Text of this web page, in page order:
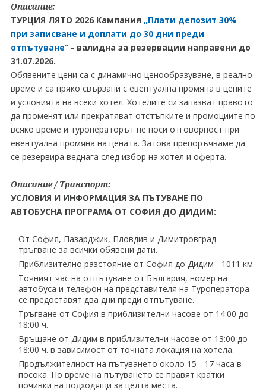
Описание:
ТУРЦИЯ ЛЯТО 2026 Кампания „Плати депозит 30%
при записване и доплати до 30 дни преди
отпътуване“ - валидна за резервации направени до
31.07.2026.
Обявените цени са с динамично ценообразуване, в реално
време и са пряко свързани с евентуална промяна в цените
и условията на всеки хотел. Хотелите си запазват правото
да променят или прекратяват отстъпките и промоциите по
всяко време и туроператорът не носи отговорност при
евентуална промяна на цената. Затова препоръчваме да
се резервира веднага след избор на хотел и оферта.
Описание / Транспорт:
УСЛОВИЯ И ИНФОРМАЦИЯ ЗА ПЪТУВАНЕ ПО
АВТОБУСНА ПРОГРАМА ОТ СОФИЯ ДО ДИДИМ:
От София, Пазарджик, Пловдив и Димитровград -
тръгване за всички обявени дати.
Приблизително разстояние от София до Дидим - 1011 км.
Точният час на отпътуване от България, номер на
автобуса и телефон на представителя на Tуроператора
се предоставят два дни преди отпътуване.
Тръгване от София в приблизителни часове от 14:00 до
18:00 ч.
Връщане от Дидим в приблизителни часове от 13:00 до
18:00 ч. в зависимост от точната локация на хотела.
Продължителност на пътуването около 15 - 17 часа в
посока. По време на пътуването се правят кратки
почивки на подходящи за целта места.